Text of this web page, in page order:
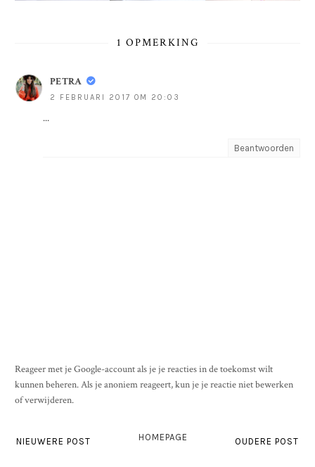
1 OPMERKING
PETRA
2 FEBRUARI 2017 OM 20:03
...
Beantwoorden
Reageer met je Google-account als je je reacties in de toekomst wilt
kunnen beheren. Als je anoniem reageert, kun je je reactie niet bewerken
of verwijderen.
NIEUWERE POST OUDERE POST
HOMEPAGE